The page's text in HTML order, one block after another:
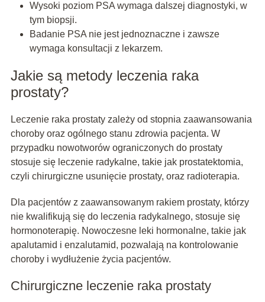
Wysoki poziom PSA wymaga dalszej diagnostyki, w
tym biopsji.
Badanie PSA nie jest jednoznaczne i zawsze
wymaga konsultacji z lekarzem.
Jakie są metody leczenia raka
prostaty?
Leczenie raka prostaty zależy od stopnia zaawansowania
choroby oraz ogólnego stanu zdrowia pacjenta. W
przypadku nowotworów ograniczonych do prostaty
stosuje się leczenie radykalne, takie jak prostatektomia,
czyli chirurgiczne usunięcie prostaty, oraz radioterapia.
Dla pacjentów z zaawansowanym rakiem prostaty, którzy
nie kwalifikują się do leczenia radykalnego, stosuje się
hormonoterapię. Nowoczesne leki hormonalne, takie jak
apalutamid i enzalutamid, pozwalają na kontrolowanie
choroby i wydłużenie życia pacjentów.
Chirurgiczne leczenie raka prostaty